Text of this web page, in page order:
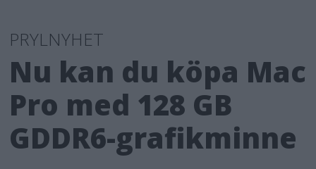
PRYLNYHET
Nu kan du köpa Mac
Pro med 128 GB
GDDR6-grafikminne